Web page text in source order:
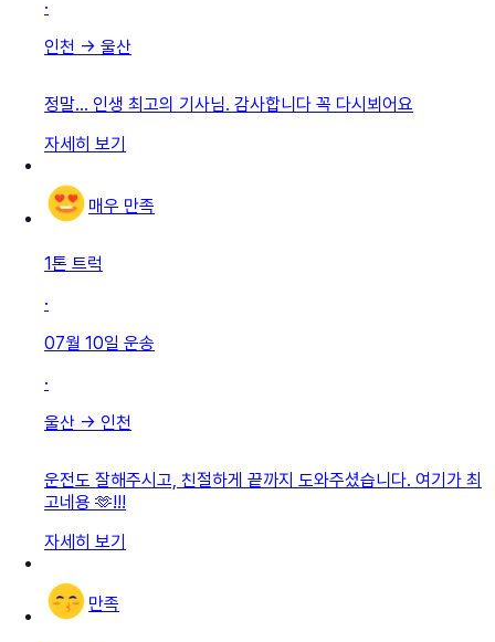
·
인천 → 울산
정말... 인생 최고의 기사님. 감사합니다 꼭 다시뵈어요
자세히 보기
매우 만족
1톤 트럭
·
07월 10일 운송
·
울산 → 인천
운전도 잘해주시고, 친절하게 끝까지 도와주셨습니다. 여기가 최
고네용 🫶!!!
자세히 보기
만족